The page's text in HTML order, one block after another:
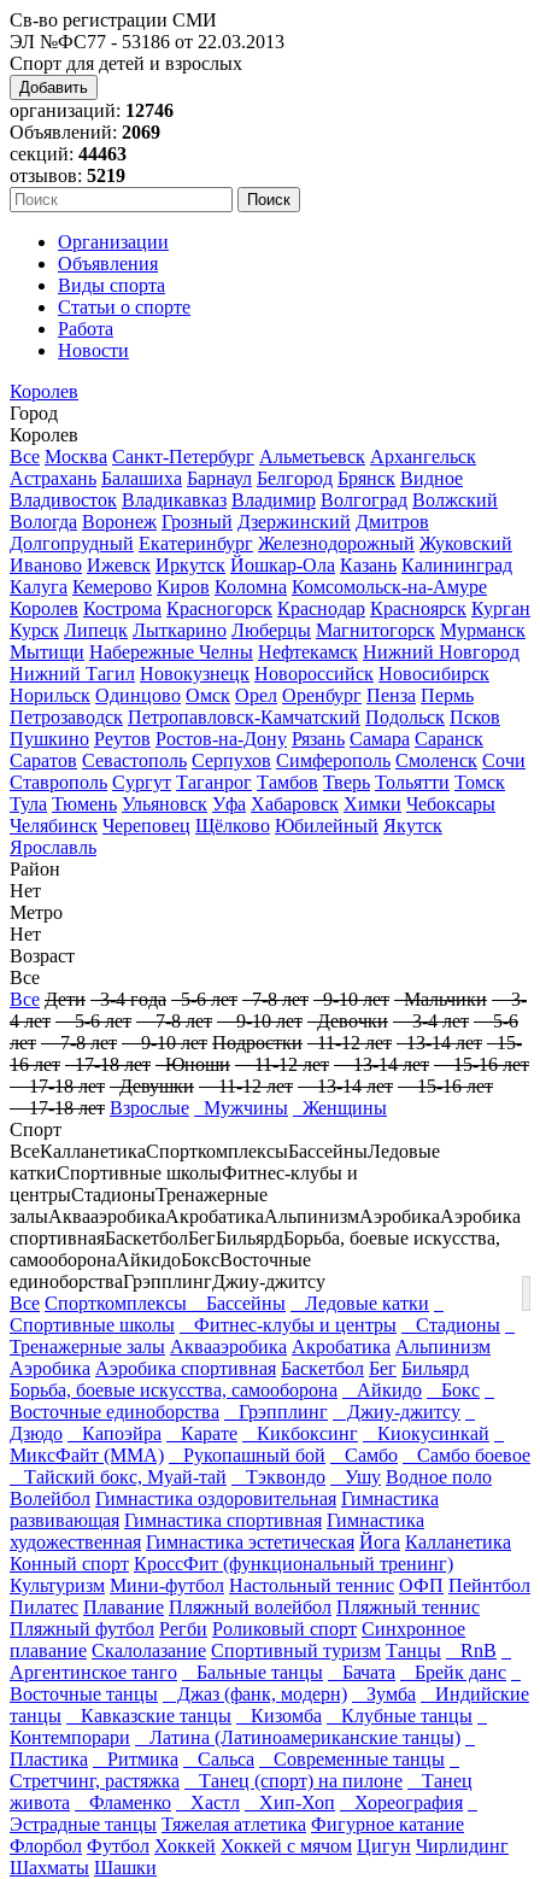
Св-во регистрации СМИ
ЭЛ №ФС77 - 53186 от 22.03.2013
Спорт для детей и взрослых
Добавить
организаций: 12746
Объявлений: 2069
секций: 44463
отзывов: 5219
Организации
Объявления
Виды спорта
Статьи о спорте
Работа
Новости
Королев
Город
Королев
Все Москва Санкт-Петербург Альметьевск Архангельск
Астрахань Балашиха Барнаул Белгород Брянск Видное
Владивосток Владикавказ Владимир Волгоград Волжский
Вологда Воронеж Грозный Дзержинский Дмитров
Долгопрудный Екатеринбург Железнодорожный Жуковский
Иваново Ижевск Иркутск Йошкар-Ола Казань Калининград
Калуга Кемерово Киров Коломна Комсомольск-на-Амуре
Королев Кострома Красногорск Краснодар Красноярск Курган
Курск Липецк Лыткарино Люберцы Магнитогорск Мурманск
Мытищи Набережные Челны Нефтекамск Нижний Новгород
Нижний Тагил Новокузнецк Новороссийск Новосибирск
Норильск Одинцово Омск Орел Оренбург Пенза Пермь
Петрозаводск Петропавловск-Камчатский Подольск Псков
Пушкино Реутов Ростов-на-Дону Рязань Самара Саранск
Саратов Севастополь Серпухов Симферополь Смоленск Сочи
Ставрополь Сургут Таганрог Тамбов Тверь Тольятти Томск
Тула Тюмень Ульяновск Уфа Хабаровск Химки Чебоксары
Челябинск Череповец Щёлково Юбилейный Якутск
Ярославль
Район
Нет
Метро
Нет
Возраст
Все
Все Дети 3-4 года 5-6 лет 7-8 лет 9-10 лет Мальчики 3-
4 лет 5-6 лет 7-8 лет 9-10 лет Девочки 3-4 лет 5-6
лет 7-8 лет 9-10 лет Подростки 11-12 лет 13-14 лет 15-
16 лет 17-18 лет Юноши 11-12 лет 13-14 лет 15-16 лет
17-18 лет Девушки 11-12 лет 13-14 лет 15-16 лет
17-18 лет Взрослые Мужчины
Женщины
Спорт
ВсеКалланетикаСпорткомплексыБассейныЛедовые
каткиСпортивные школыФитнес-клубы и
центрыСтадионыТренажерные
залыАквааэробикаАкробатикаАльпинизмАэробикаАэробика
спортивнаяБаскетболБегБильярдБорьба, боевые искусства,
самооборонаАйкидоБоксВосточные
единоборстваГрэпплингДжиу-джитсу
Все Спорткомплексы Бассейны
Ледовые катки
Спортивные школы
Фитнес-клубы и центры
Стадионы
Тренажерные залы Аквааэробика Акробатика Альпинизм
Аэробика Аэробика спортивная Баскетбол Бег Бильярд
Борьба, боевые искусства, самооборона
Айкидо
Бокс
Восточные единоборства
Грэпплинг
Джиу-джитсу
Дзюдо
Капоэйра Карате Кикбоксинг
Киокусинкай
МиксФайт (ММА)
Рукопашный бой Самбо
Самбо боевое
Тайский бокс, Муай-тай
Тэквондо Ушу Водное поло
Волейбол Гимнастика оздоровительная Гимнастика
развивающая Гимнастика спортивная Гимнастика
художественная Гимнастика эстетическая Йога Калланетика
Конный спорт КроссФит (функциональный тренинг)
Культуризм Мини-футбол Настольный теннис ОФП Пейнтбол
Пилатес Плавание Пляжный волейбол Пляжный теннис
Пляжный футбол Регби Роликовый спорт Синхронное
плавание Скалолазание Спортивный туризм Танцы
RnB
Аргентинское танго
Бальные танцы Бачата
Брейк данс
Восточные танцы
Джаз (фанк, модерн) Зумба
Индийские
танцы
Кавказские танцы Кизомба
Клубные танцы
Контемпорари
Латина (Латиноамериканские танцы)
Пластика
Ритмика Сальса
Современные танцы
Стретчинг, растяжка
Танец (спорт) на пилоне
Танец
живота
Фламенко Хастл Хип-Хоп
Хореография
Эстрадные танцы Тяжелая атлетика Фигурное катание
Флорбол Футбол Хоккей Хоккей с мячом Цигун Чирлидинг
Шахматы Шашки